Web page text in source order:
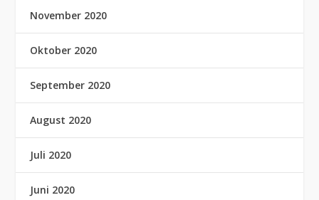
November 2020
Oktober 2020
September 2020
August 2020
Juli 2020
Juni 2020